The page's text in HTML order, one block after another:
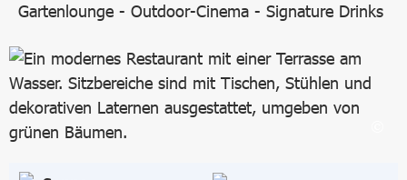
Gartenlounge - Outdoor-Cinema - Signature Drinks